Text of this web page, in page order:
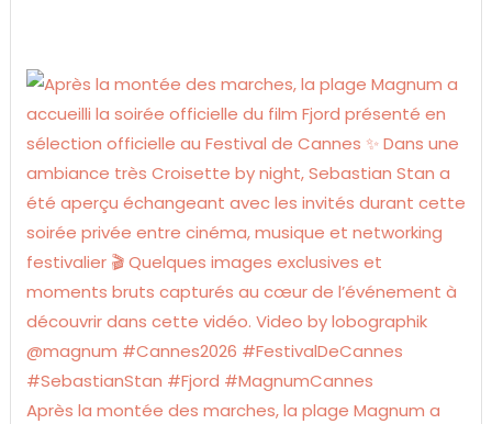
Après la montée des marches, la plage Magnum a